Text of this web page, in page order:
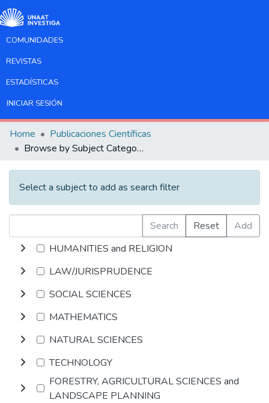
COMUNIDADES
REVISTAS
ESTADÍSTICAS
INICIAR SESIÓN
Home
Publicaciones Científicas
Browse by Subject Category
Select a subject to add as search filter
Search Reset
Add
HUMANITIES and RELIGION
LAW/JURISPRUDENCE
SOCIAL SCIENCES
MATHEMATICS
NATURAL SCIENCES
TECHNOLOGY
FORESTRY, AGRICULTURAL SCIENCES and
LANDSCAPE PLANNING